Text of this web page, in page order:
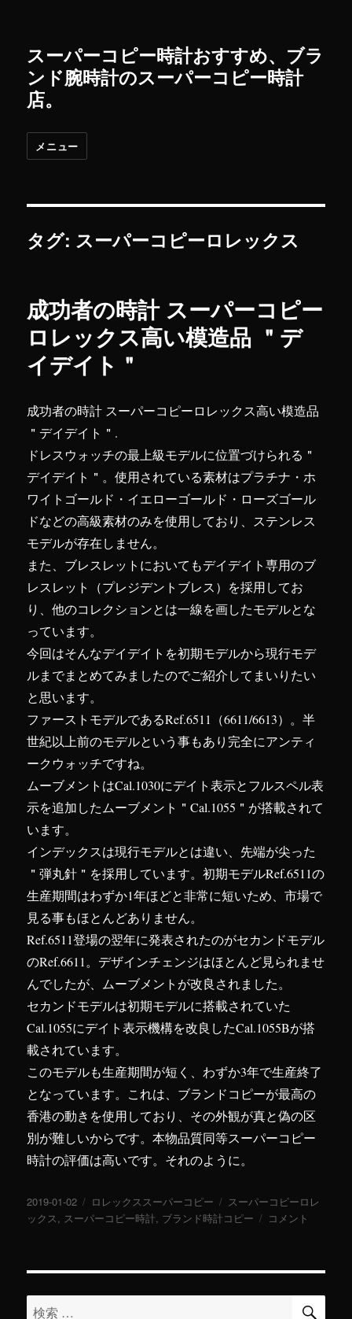
スーパーコピー時計おすすめ、ブラ
ンド腕時計のスーパーコピー時計
店。
メニュー
タグ: スーパーコピーロレックス
成功者の時計 スーパーコピー
ロレックス高い模造品 ＂デ
イデイト＂
成功者の時計 スーパーコピーロレックス高い模造品
＂デイデイト＂.
ドレスウォッチの最上級モデルに位置づけられる＂
デイデイト＂。使用されている素材はプラチナ・ホ
ワイトゴールド・イエローゴールド・ローズゴール
ドなどの高級素材のみを使用しており、ステンレス
モデルが存在しません。
また、ブレスレットにおいてもデイデイト専用のブ
レスレット（プレジデントブレス）を採用してお
り、他のコレクションとは一線を画したモデルとな
っています。
今回はそんなデイデイトを初期モデルから現行モデ
ルまでまとめてみましたのでご紹介してまいりたい
と思います。
ファーストモデルであるRef.6511（6611/6613）。半
世紀以上前のモデルという事もあり完全にアンティ
ークウォッチですね。
ムーブメントはCal.1030にデイト表示とフルスペル表
示を追加したムーブメント＂Cal.1055＂が搭載されて
います。
インデックスは現行モデルとは違い、先端が尖った
＂弾丸針＂を採用しています。初期モデルRef.6511の
生産期間はわずか1年ほどと非常に短いため、市場で
見る事もほとんどありません。
Ref.6511登場の翌年に発表されたのがセカンドモデル
のRef.6611。デザインチェンジはほとんど見られませ
んでしたが、ムーブメントが改良されました。
セカンドモデルは初期モデルに搭載されていた
Cal.1055にデイト表示機構を改良したCal.1055Bが搭
載されています。
このモデルも生産期間が短く、わずか3年で生産終了
となっています。これは、ブランドコピーが最高の
香港の動きを使用しており、その外観が真と偽の区
別が難しいからです。本物品質同等スーパーコピー
時計の評価は高いです。それのように。
投
稿
2019-01-02
カ
テ
ー
ロレックススーパーコピー
タ
グ
スーパーコピーロレ
ックス, スーパーコピー時計, ブランド時計コピー
成
の
計
コメント
検
検